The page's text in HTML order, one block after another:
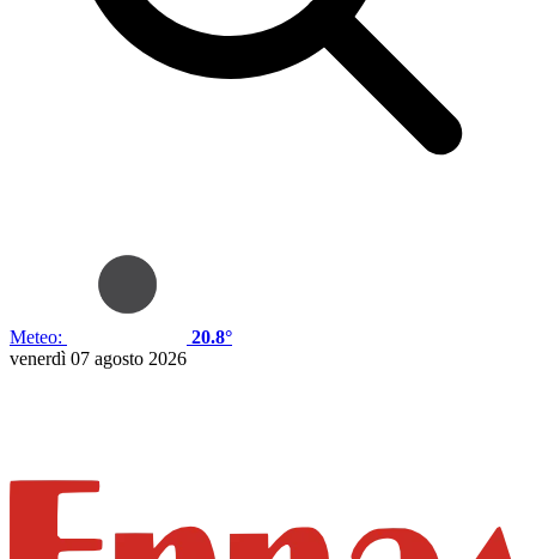
Meteo:
20.8°
venerdì 07 agosto 2026